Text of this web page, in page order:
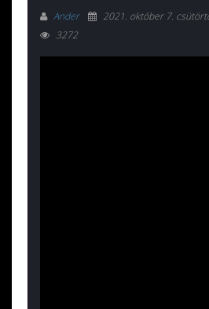
Ander 2021. október 7.
3272